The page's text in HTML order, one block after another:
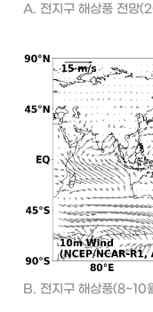
A. 전지구 해상풍 전망
B. 전지구 해상풍(8~10